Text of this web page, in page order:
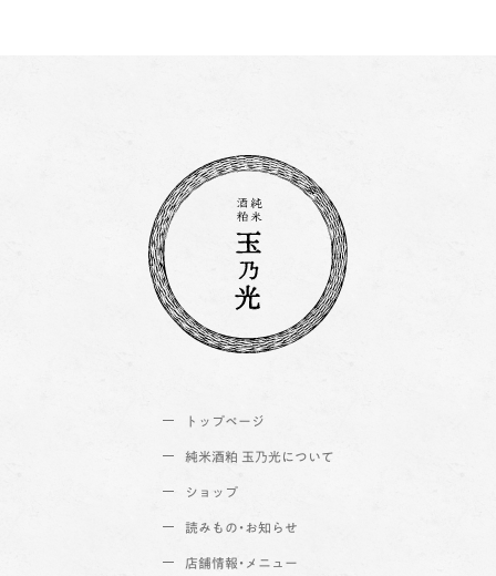
トップページ
純米酒粕 玉乃光について
ショップ
読みもの・お知らせ
店舗情報・メニュー